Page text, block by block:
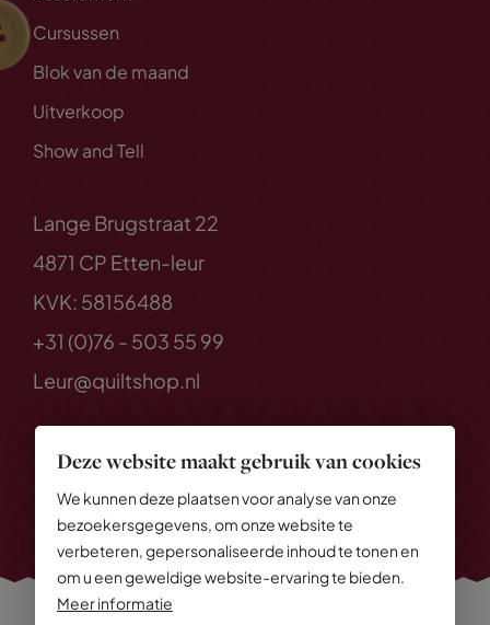
Deze website maakt gebruik van cookies
We kunnen deze plaatsen voor analyse van onze
bezoekersgegevens, om onze website te
verbeteren, gepersonaliseerde inhoud te tonen en
om u een geweldige website-ervaring te bieden.
Meer informatie
Cursussen
Blok van de maand
Uitverkoop
Show and Tell
Lange Brugstraat 22
4871 CP Etten-leur
KVK: 58156488
+31 (0)76 - 503 55 99
Leur@quiltshop.nl